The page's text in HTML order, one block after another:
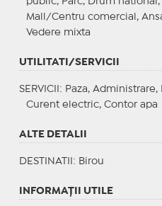
Mall/Centru comercial,
Vedere mixta
UTILITATI/SERVICII
SERVICII : Paza, Administrare,
Curent electric, Contor apa
ALTE DETALII
DESTINATII : Birou
INFORMAŢII UTILE